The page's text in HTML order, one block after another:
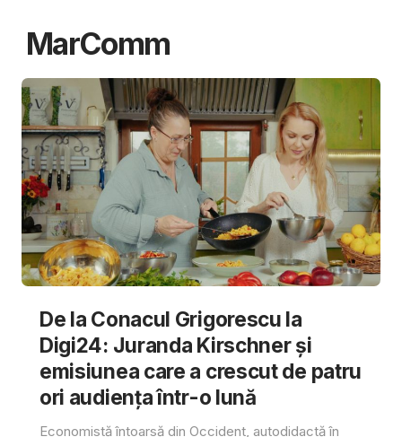
MarComm
De la Conacul Grigorescu la
Digi24: Juranda Kirschner și
emisiunea care a crescut de patru
ori audiența într-o lună
Economistă întoarsă din Occident, autodidactă în